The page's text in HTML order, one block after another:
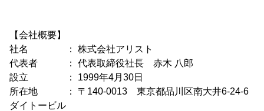
【会社概要】
社名 ： 株式会社アリスト
代表者 ： 代表取締役社長 赤木 八郎
設立 ： 1999年4月30日
所在地 ： 〒140-0013 東京都品川区南大井6-24-6
ダイトービル